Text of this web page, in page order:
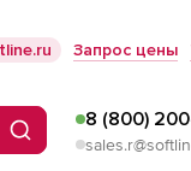
Запрос цены
Поиск
8 (800)